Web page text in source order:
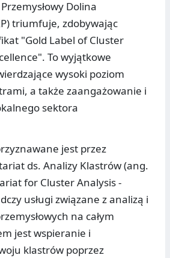
Dolina
triumfuje, zdobywając
"Gold Label of Cluster
To wyjątkowe
wysoki poziom
a także zaangażowanie i
sektora
jest przez
ds. Analizy Klastrów (ang.
for Cluster Analysis -
usługi związane z analizą i
na całym
jest wspieranie i
klastrów poprzez